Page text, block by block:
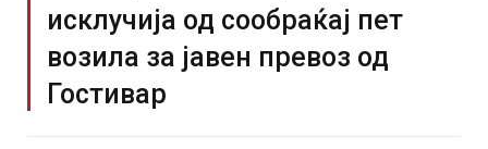
исклучија од сообраќај пет
возила за јавен превоз од
Гостивар